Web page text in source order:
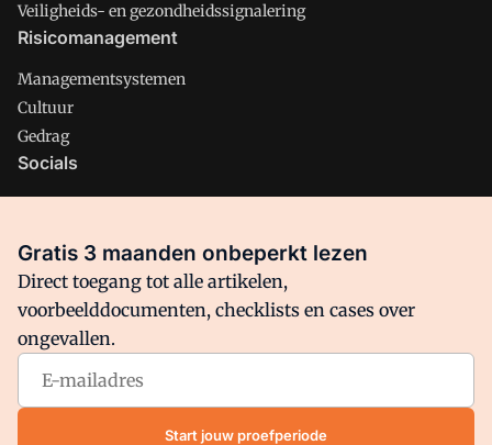
Veiligheids- en gezondheidssignalering
Risicomanagement
Managementsystemen
Cultuur
Gedrag
Socials
Facebook
Arbo is onderdeel van VMN media. Lees inons manifestwaar
VMN media voor staat. Op gebruik van deze site zijn de
volgende regelingen van toepassing:Algemene Voorwaarden
Privacy en Cookie beleid|Privacy instellingen
Gratis 3 maanden onbeperkt lezen
Direct toegang tot alle artikelen,
voorbeelddocumenten, checklists en cases over
ongevallen.
Start jouw proefperiode